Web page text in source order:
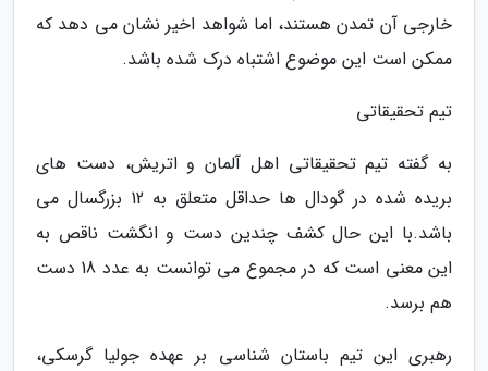
خارجی آن تمدن هستند، اما شواهد اخیر نشان می دهد که
ممکن است این موضوع اشتباه درک شده باشد.
تیم تحقیقاتی
به گفته تیم تحقیقاتی اهل آلمان و اتریش، دست های
بریده شده در گودال ها حداقل متعلق به 12 بزرگسال می
باشد.با این حال کشف چندین دست و انگشت ناقص به
این معنی است که در مجموع می توانست به عدد 18 دست
هم برسد.
رهبری این تیم باستان شناسی بر عهده جولیا گرسکی،